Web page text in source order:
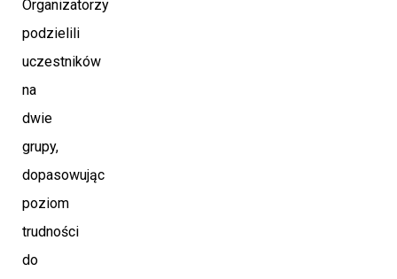
Organizatorzy
podzielili
uczestników
na
dwie
grupy,
dopasowując
poziom
trudności
do